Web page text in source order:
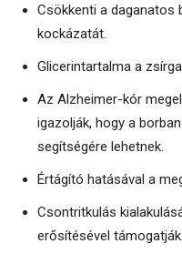
Csökkenti a daganatos
kockázatát.
Glicerintartalma a
Az Alzheimer-kór
igazolják, hogy a
segítségére lehetnek.
Értágító hatásával a
Csontritkulás
erősítésével támogatják.